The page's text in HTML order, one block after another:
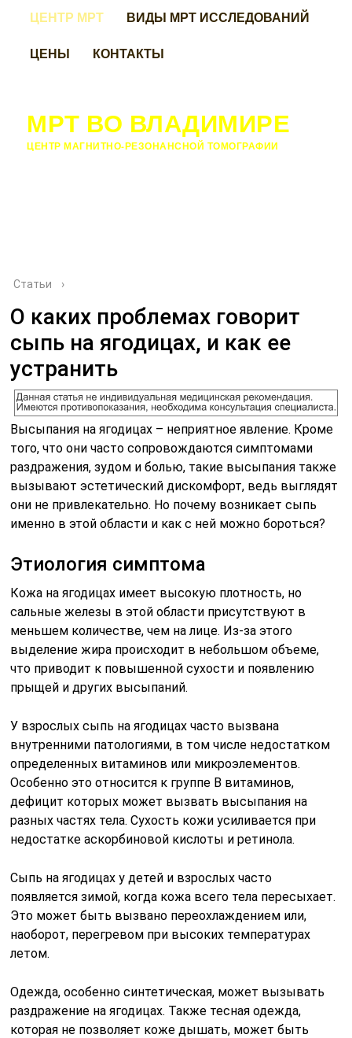
ЦЕНТР МРТ
ВИДЫ МРТ ИССЛЕДОВАНИЙ
ЦЕНЫ
КОНТАКТЫ
МРТ ВО ВЛАДИМИРЕ
ЦЕНТР МАГНИТНО-РЕЗОНАНСНОЙ ТОМОГРАФИИ
Статьи ›
О каких проблемах говорит
сыпь на ягодицах, и как ее
устранить
Высыпания на ягодицах – неприятное явление. Кроме
того, что они часто сопровождаются симптомами
раздражения, зудом и болью, такие высыпания также
вызывают эстетический дискомфорт, ведь выглядят
они не привлекательно. Но почему возникает сыпь
именно в этой области и как с ней можно бороться?
Этиология симптома
Кожа на ягодицах имеет высокую плотность, но
сальные железы в этой области присутствуют в
меньшем количестве, чем на лице. Из-за этого
выделение жира происходит в небольшом объеме,
что приводит к повышенной сухости и появлению
прыщей и других высыпаний.
У взрослых сыпь на ягодицах часто вызвана
внутренними патологиями, в том числе недостатком
определенных витаминов или микроэлементов.
Особенно это относится к группе В витаминов,
дефицит которых может вызвать высыпания на
разных частях тела. Сухость кожи усиливается при
недостатке аскорбиновой кислоты и ретинола.
Сыпь на ягодицах у детей и взрослых часто
появляется зимой, когда кожа всего тела пересыхает.
Это может быть вызвано переохлаждением или,
наоборот, перегревом при высоких температурах
летом.
Одежда, особенно синтетическая, может вызывать
раздражение на ягодицах. Также тесная одежда,
которая не позволяет коже дышать, может быть